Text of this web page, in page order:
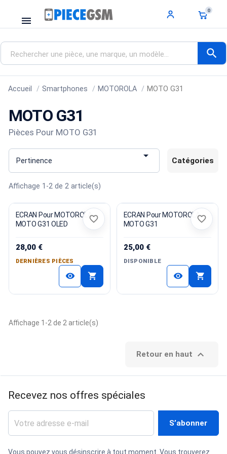
menu
0
search
Accueil Smartphones MOTOROLA MOTO G31
MOTO G31
Pièces Pour MOTO G31
Pertinence  Catégories
Affichage 1-2 de 2 article(s)
ECRAN Pour MOTOROLA
MOTO G31 OLED
28,00 €
DERNIÈRES PIÈCES
visibility shopping_cart
favorite_border
ECRAN Pour MOTOROLA
MOTO G31
25,00 €
DISPONIBLE
visibility shopping_cart
favorite_border
Affichage 1-2 de 2 article(s)
Retour en haut 
Recevez nos offres spéciales
Vous pouvez vous désinscrire à tout moment. Vous trouverez